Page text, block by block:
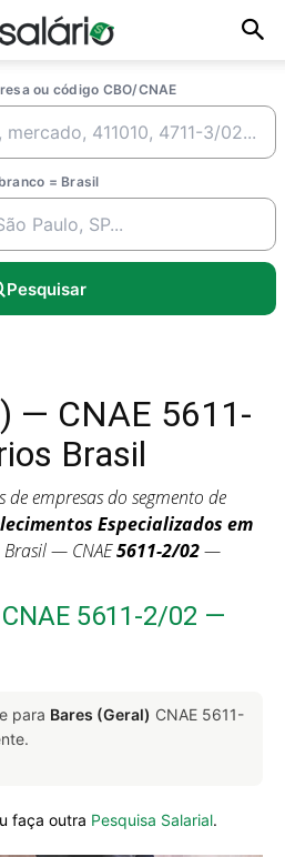
ou código CBO/CNAE
= Brasil
Pesquisar
— CNAE 5611-
Brasil
de empresas do segmento de
Especializados em
— CNAE5611-2/02—
5611-2/02 —
para Bares (Geral) CNAE 5611-
faça outra Pesquisa Salarial.